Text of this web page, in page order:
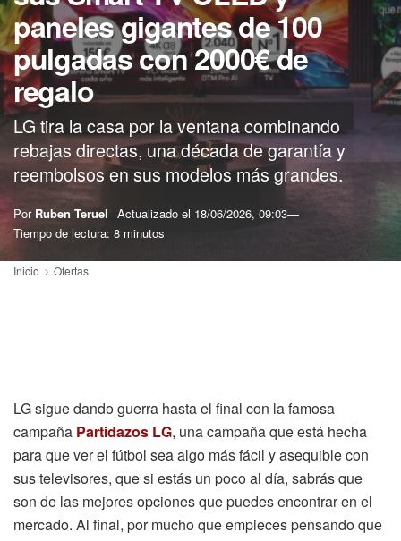
paneles gigantes de 100
pulgadas con 2000€ de
regalo
LG tira la casa por la ventana combinando
rebajas directas, una década de garantía y
reembolsos en sus modelos más grandes.
Por Ruben Teruel Actualizado el 18/06/2026, 09:03
Tiempo de lectura: 8 minutos
Inicio Ofertas
LG sigue dando guerra hasta el final con la famosa
campaña Partidazos LG, una campaña que está hecha
para que ver el fútbol sea algo más fácil y asequible con
sus televisores, que si estás un poco al día, sabrás que
son de las mejores opciones que puedes encontrar en el
mercado. Al final, por mucho que empieces pensando que